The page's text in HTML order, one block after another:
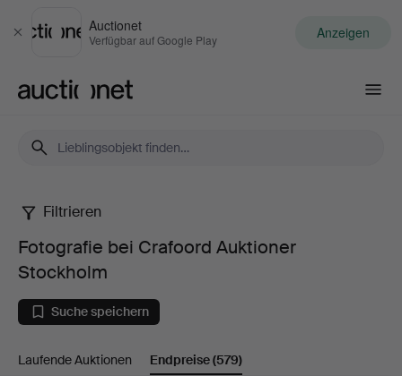
Schließen
Auctionet
Verfügbar auf Google Play Anzeigen
Fotografie
bei
Crafoord
Auktioner
Filtrieren
Fotografie bei Crafoord Auktioner
Stockholm
Suche speichern
Laufende Auktionen Endpreise(579)